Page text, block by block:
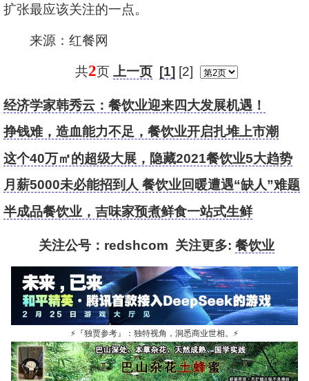
扩张最应该关注的一点。
来源：红餐网
共2页 上一页 [1] [2]
经济学家韩秀云：餐饮业迎来四大发展机遇！
挣钱难，造血能力不足，餐饮业开启扎堆上市潮
这个40万㎡的超级大展，隐藏2021餐饮业5大趋势
月薪5000未必能招到人 餐饮业回暖遭遇“缺人”难题
半成品餐饮业，吉味家预煮鲜食一站式生鲜
关注公号：redshcom 关注更多: 餐饮业
⚡ 『独贾参考』：独特视角，洞悉商业世相。 ⚡